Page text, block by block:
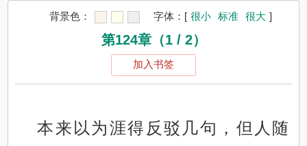
背景色： 字体： [ 很小 标准 很大 ]
第124章（1 / 2）
加入书签
本来以为涯得反驳几句，但人随